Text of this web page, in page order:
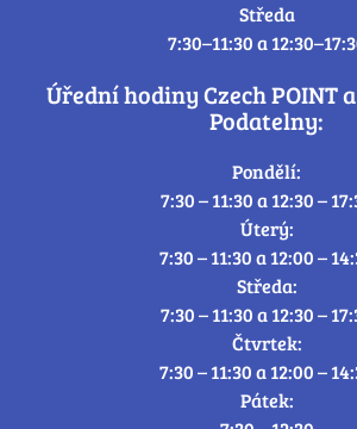
Středa
7:30–11:30 a
Úřední hodiny Czech POINT
Podatelny:
Pondělí:
7:30 – 11:30 a 12:30 –
Úterý:
7:30 – 11:30 a 12:00 –
Středa:
7:30 – 11:30 a 12:30 –
Čtvrtek:
7:30 – 11:30 a 12:00 –
Pátek: